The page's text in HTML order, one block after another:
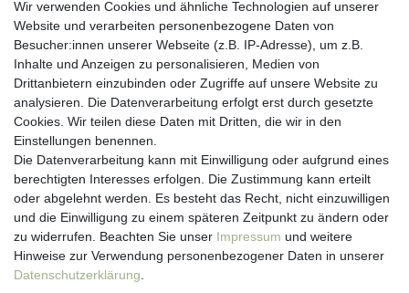
Kundenservice
Hotline: 07452 - 847 162 0
Kontakt
Anmelden
Registrieren
Newsletter
Versand & Lieferung
Zahlungsarten
viasalutis
Mehr zu viasalutis
Beratungscenter Haut
Wir verwenden Cookies und ähnliche Technologien auf unserer
Website und verarbeiten personenbezogene Daten von
Besucher:innen unserer Webseite (z.B. IP-Adresse), um z.B.
Inhalte und Anzeigen zu personalisieren, Medien von
Drittanbietern einzubinden oder Zugriffe auf unsere Website zu
analysieren. Die Datenverarbeitung erfolgt erst durch gesetzte
Cookies. Wir teilen diese Daten mit Dritten, die wir in den
Einstellungen benennen.
Die Datenverarbeitung kann mit Einwilligung oder aufgrund eines
berechtigten Interesses erfolgen. Die Zustimmung kann erteilt
oder abgelehnt werden. Es besteht das Recht, nicht einzuwilligen
und die Einwilligung zu einem späteren Zeitpunkt zu ändern oder
zu widerrufen. Beachten Sie unser Impressum und weitere
Hinweise zur Verwendung personenbezogener Daten in unserer
Daten­schutz­erklärung